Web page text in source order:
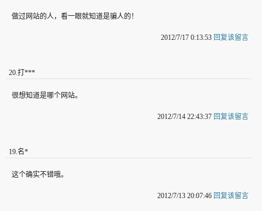
做过网站的人，看一眼就知道是骗人的！
2012/7/17 0:13:53 回复该留言
20.打***
很想知道是哪个网站。
2012/7/14 22:43:37 回复该留言
19.名*
这个确实不错哦。
2012/7/13 20:07:46 回复该留言